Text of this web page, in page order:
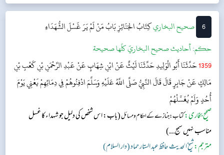
6 ‌‌صحيح البخاريكِتَابُ الجَنَائِزِبَابُ مَنْ لَمْ يَرَ غَسْلَ الشُّهَدَاءِ
حکم:أحاديث صحيح البخاريّ كلّها صحيحة
1359حَدَّثَنَا أَبُو الْوَلِيدِ حَدَّثَنَا لَيْثٌ عَنْ ابْنِ شِهَابٍ عَنْ عَبْدِ الرَّحْمَنِ بْنِ كَعْبِ بْنِ
مَالِكٍ عَنْ جَابِرٍ قَالَ قَالَ النَّبِيُّ صَلَّى اللَّهُ عَلَيْهِ وَسَلَّمَ ادْفِنُوهُمْ فِي دِمَائِهِمْ يَعْنِي يَوْمَ
أُحُدٍ وَلَمْ يُغَسِّلْهُمْ
صحیح بخاری:کتاب: جنازے کے احکام و مسائل(باب: اس شخص کی دلیل جو شہداء کا غسل
مناسب نہیں سمج...)
مترجم:شیخ الحدیث حافظ عبد الستار حماد (دار السلام)